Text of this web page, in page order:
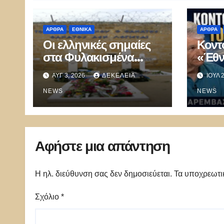
ΑΡΘΡΑ ΕΘΝΙΚΑ
Οι ελληνικές σημαίες
στα Φυλακισμένα
Μνήματα και η λήθη
των δικών μας
παιδιών
ΑΥΓ 3, 2026 ΔΕΚΈΛΕΙΑ
NEWS
ΑΡΘΡΑ
ΙΟΎΛ
NEWS
Αφήστε μια απάντηση
Η ηλ. διεύθυνση σας δεν δημοσιεύεται. Τα
Σχόλιο *